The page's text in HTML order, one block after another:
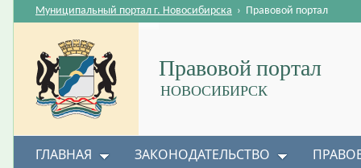
Правовой портал
НОВОСИБИРСК
Муниципальный портал г. Новосибирска › Правовой портал
ГЛАВНАЯ ЗАКОНОДАТЕЛЬСТВО